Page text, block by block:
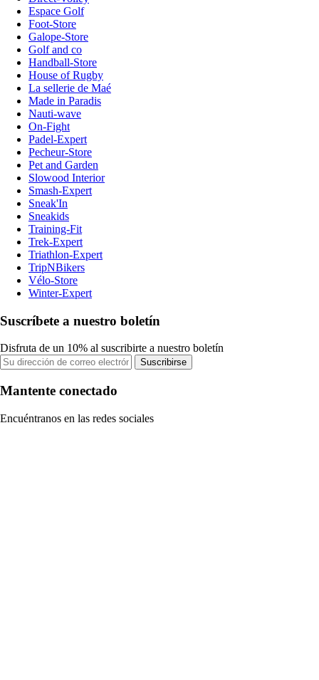
Espace Golf
Foot-Store
Galope-Store
Golf and co
Handball-Store
House of Rugby
La sellerie de Maé
Made in Paradis
Nauti-wave
On-Fight
Padel-Expert
Pecheur-Store
Pet and Garden
Slowood Interior
Smash-Expert
Sneak'In
Sneakids
Training-Fit
Trek-Expert
Triathlon-Expert
TripNBikers
Vélo-Store
Winter-Expert
Suscríbete a nuestro boletín
Disfruta de un 10% al suscribirte a nuestro boletín
Suscribirse
Mantente conectado
Encuéntranos en las redes sociales